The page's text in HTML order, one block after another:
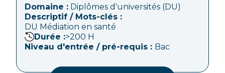
Domaine : Diplômes d'universités (DU)
Descriptif / Mots-clés :
DU Médiation en santé
Durée :>200 H
Niveau d'entrée / pré-requis : Bac